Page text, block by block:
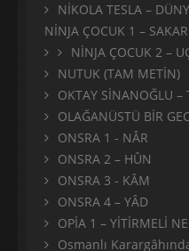
NİKOLA TESLA –
NİNJA ÇOCUK 1 –
NİNJA ÇOCUK 2 –
NUTUK (TAM METİN)
OKTAY SİNANOĞLU –
OLAĞANÜSTÜ BİR
ONSRA 1 - NÂR
ONSRA 2 – HÛN
ONSRA 3 - KÂM
ONSRA 4 – YÂD
OPİA 1 – YİTİRMELİ
Osmanlı